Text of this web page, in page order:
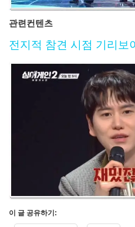
관련컨텐츠
전지적 참견 시점 기리보
이 글 공유하기: